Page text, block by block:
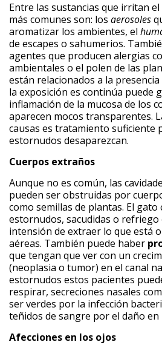
Entre las sustancias que irritan
más comunes son: los aerosoles
aromatizar los ambientes, el
de escapes o sahumerios.
agentes que producen alergias
ambientales o el polen de las
están relacionados a la presencia
la exposición es continúa puede
inflamación de la mucosa de los
aparecen mocos transparentes.
causas es tratamiento suficiente
estornudos desaparezcan.
Cuerpos extraños
Aunque no es común, las
pueden ser obstruidas por
como semillas de plantas. El gato
estornudos, sacudidas o refriego
intensión de extraer lo que está
aéreas. También puede haber
que tengan que ver con un
(neoplasia o tumor) en el canal
estornudos estos pacientes
respirar, secreciones nasales
ser verdes por la infección
teñidos de sangre por el daño en
Afecciones en los ojos